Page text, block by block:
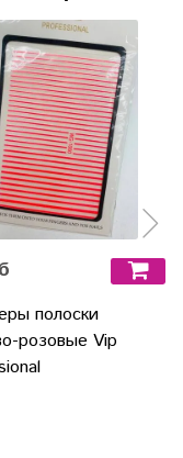
полоски
розовые Vip